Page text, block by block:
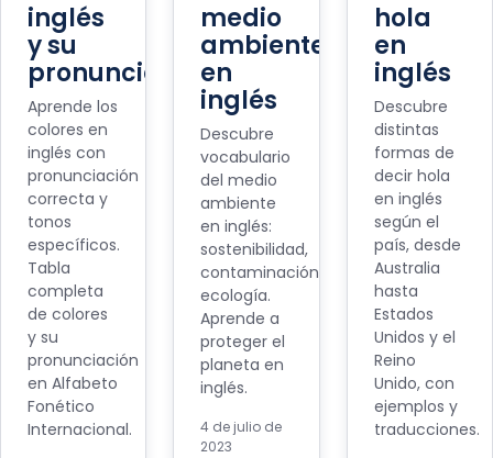
inglés
y su
pronunciación
Aprende los
colores en
inglés con
pronunciación
correcta y
tonos
específicos.
Tabla
completa
de colores
y su
pronunciación
en Alfabeto
Fonético
Internacional.
medio
ambiente
en
inglés
Descubre
vocabulario
del medio
ambiente
en inglés:
sostenibilidad,
contaminación,
ecología.
Aprende a
proteger el
planeta en
inglés.
4 de julio de
2023
hola
en
inglés
Descubre
distintas
formas de
decir hola
en inglés
según el
país, desde
Australia
hasta
Estados
Unidos y el
Reino
Unido, con
ejemplos y
traducciones.